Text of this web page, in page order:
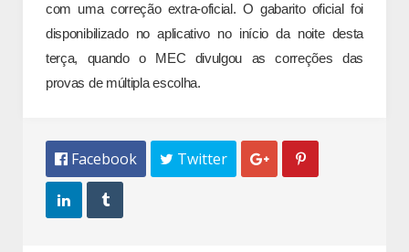
com uma correção extra-oficial. O gabarito oficial foi
disponibilizado no aplicativo no início da noite desta
terça, quando o MEC divulgou as correções das
provas de múltipla escolha.
 Facebook  Twitter  
 